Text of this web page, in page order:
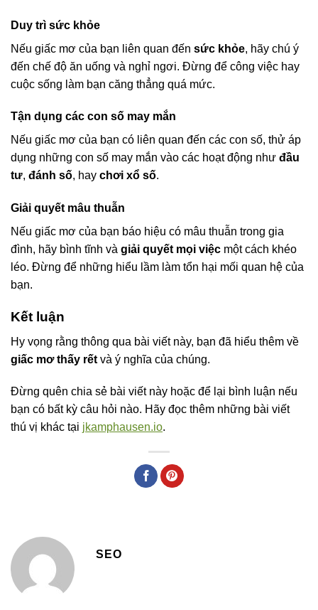
Duy trì sức khỏe
Nếu giấc mơ của bạn liên quan đến sức khỏe, hãy chú ý
đến chế độ ăn uống và nghỉ ngơi. Đừng để công việc hay
cuộc sống làm bạn căng thẳng quá mức.
Tận dụng các con số may mắn
Nếu giấc mơ của bạn có liên quan đến các con số, thử áp
dụng những con số may mắn vào các hoạt động như đầu
tư, đánh số, hay chơi xổ số.
Giải quyết mâu thuẫn
Nếu giấc mơ của bạn báo hiệu có mâu thuẫn trong gia
đình, hãy bình tĩnh và giải quyết mọi việc một cách khéo
léo. Đừng để những hiểu lầm làm tổn hại mối quan hệ của
bạn.
Kết luận
Hy vọng rằng thông qua bài viết này, bạn đã hiểu thêm về
giấc mơ thấy rết và ý nghĩa của chúng.
Đừng quên chia sẻ bài viết này hoặc để lại bình luận nếu
bạn có bất kỳ câu hỏi nào. Hãy đọc thêm những bài viết
thú vị khác tại jkamphausen.io.
SEO